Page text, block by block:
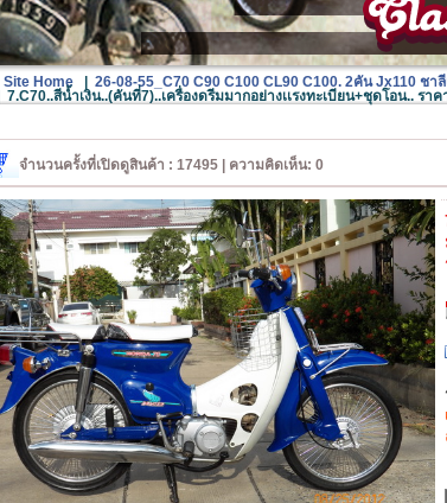
Site Home
26-08-55_C70 C90 C100 CL90 C100. 2คัน Jx110 ชา
7.C70..สีน้ำเงิน..(คันที่7)..เครื่องดรีมมากอย่างเเรงทะเบียน+ชุดโอน.. รา
จำนวนครั้งที่เปิดดูสินค้า : 17495 | ความคิดเห็น: 0